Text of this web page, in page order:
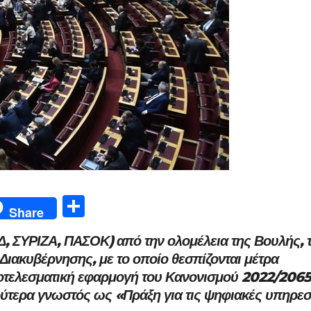
Share
ρ
α
σ
ΣΥΡΙΖΑ, ΠΑΣΟΚ) από την ολομέλεια της Βουλής,
με το οποίο θεσπίζονται μέτρα
εφαρμογή του Κανονισμού 2022/
γνωστός ως «Πράξη για τις ψηφιακές